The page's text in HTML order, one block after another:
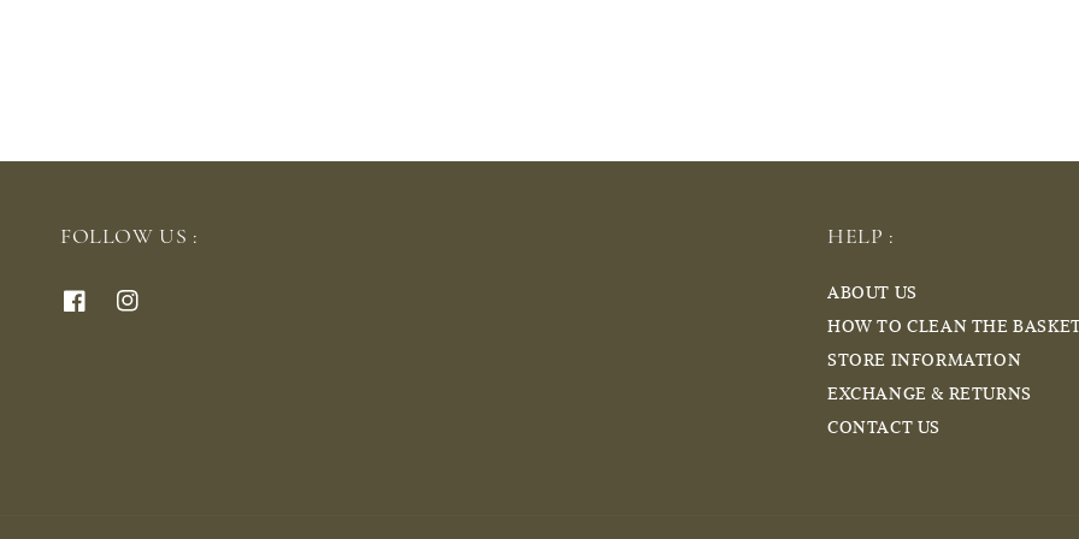
FOLLOW US : HELP :
ABOUT US
HOW TO CLEAN THE
STORE INFORMATION
EXCHANGE & RETURNS
CONTACT US